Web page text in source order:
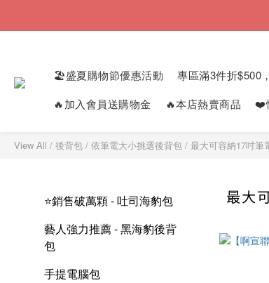
🏖️盛夏購物節優惠活動 專區滿3件折$500
🔥加入會員送購物金
🔥本店熱賣商品 ❤️
View All / 後背包 / 依筆電大小挑選後背包 / 最大可容納17吋筆
⭐銷售破萬顆 - 吐司海豹包
藝人強力推薦 - 黑海豹後背
包
手提電腦包
最大